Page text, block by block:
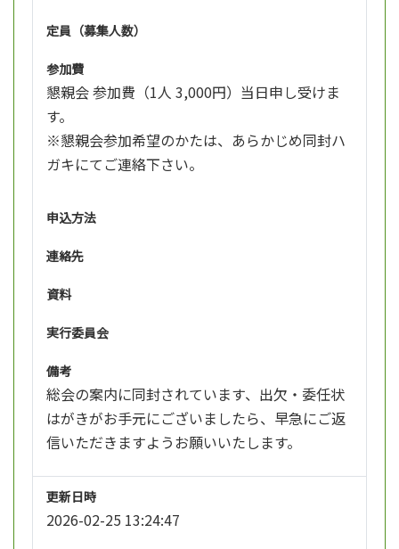
定員（募集人数）
参加費
懇親会 参加費（1人 3,000円）当日申し受けま
す。
※懇親会参加希望のかたは、あらかじめ同封ハ
ガキにてご連絡下さい。
申込方法
連絡先
資料
実行委員会
備考
総会の案内に同封されています、出欠・委任状
はがきがお手元にございましたら、早急にご返
信いただきますようお願いいたします。
更新日時
2026-02-25 13:24:47